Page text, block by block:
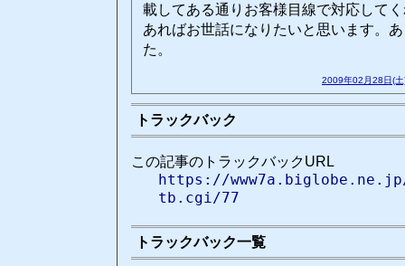
載してある通りお客様目線で対応して
あればお世話になりたいと思います。
た。
2009年02月28日(
トラックバック
この記事のトラックバックURL
https://
tb.cgi/77
トラックバック一覧